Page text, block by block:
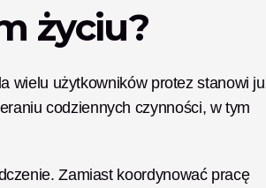
życiu?
wielu użytkowników protez stanowi
codziennych czynności, w tym
Zamiast koordynować pracę